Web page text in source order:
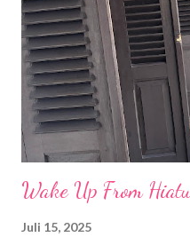
perusahaan baru yang diberi
Tentang Alfamidi Sementara
kali didirikan pada 28 Juni
pebisnis sukses dan ternama
Wake Up From
Juli 15, 2025